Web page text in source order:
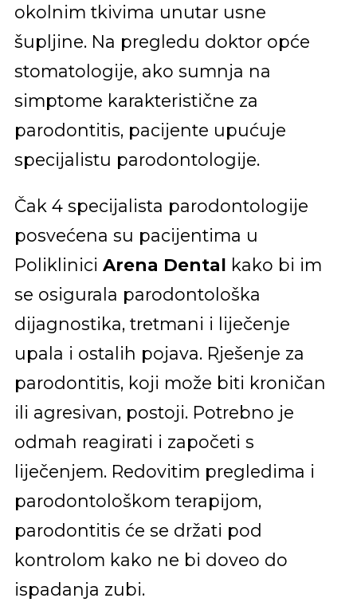
okolnim tkivima unutar usne
šupljine. Na pregledu doktor opće
stomatologije, ako sumnja na
simptome karakteristične za
parodontitis, pacijente upućuje
specijalistu parodontologije.
Čak 4 specijalista parodontologije
posvećena su pacijentima u
Poliklinici Arena Dental kako bi im
se osigurala parodontološka
dijagnostika, tretmani i liječenje
upala i ostalih pojava. Rješenje za
parodontitis, koji može biti kroničan
ili agresivan, postoji. Potrebno je
odmah reagirati i započeti s
liječenjem. Redovitim pregledima i
parodontološkom terapijom,
parodontitis će se držati pod
kontrolom kako ne bi doveo do
ispadanja zubi.